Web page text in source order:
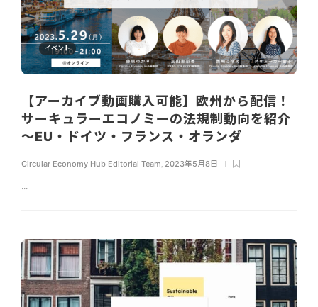
イベント
【アーカイブ動画購入可能】欧州から配信！
サーキュラーエコノミーの法規制動向を紹介
～EU・ドイツ・フランス・オランダ
Circular Economy Hub Editorial Team, 2023年5月8日
...